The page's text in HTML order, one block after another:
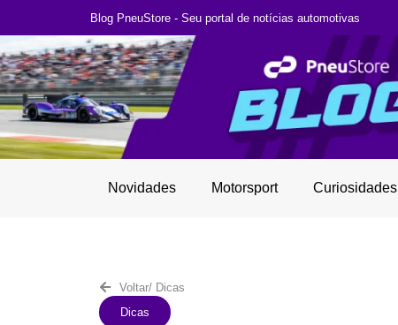
Blog PneuStore - Seu portal de notícias automotivas
Novidades Motorsport Curiosidades
Voltar/ Dicas
Dicas